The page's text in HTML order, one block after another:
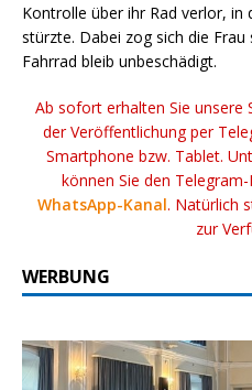
Kontrolle über ihr Rad verlor, in
stürzte. Dabei zog sich die
Fahrrad bleib unbeschädigt.
Ab sofort erhalten Sie unsere
der Veröffentlichung per
Smartphone bzw. Tablet.
können Sie den
WhatsApp-Kanal. Natürlich
zur
WERBUNG